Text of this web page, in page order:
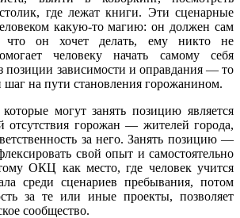
где лежат книги. Эти сценарные
какую-то магию: он должен сам
что он хочет делать, ему никто не
человеку начать самому себя
зависимости и оправдания — то
шаг на пути становления горожанином.
могут занять позицию является
отсутствия горожан — жителей города,
за него. Занять позицию —
свой опыт и самостоятельно
ОКЦ как место, где человек учится
среди сценариев пребывания, потом
за те или иные проекты, позволяет
сообщество.